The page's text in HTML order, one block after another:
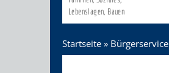
Lebenslagen, Bauen
Startseite » Bürgerservice